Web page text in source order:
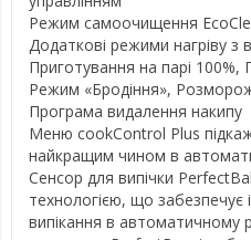
Режим самоочищення
Додаткові режими нагріву з
Приготування на парі 100%,
Режим «Бродіння»,
Програма видалення накипу
Меню cookControl Plus
найкращим чином в
Сенсор для випічки
технологією, що забезпечує
випікання в автоматичному